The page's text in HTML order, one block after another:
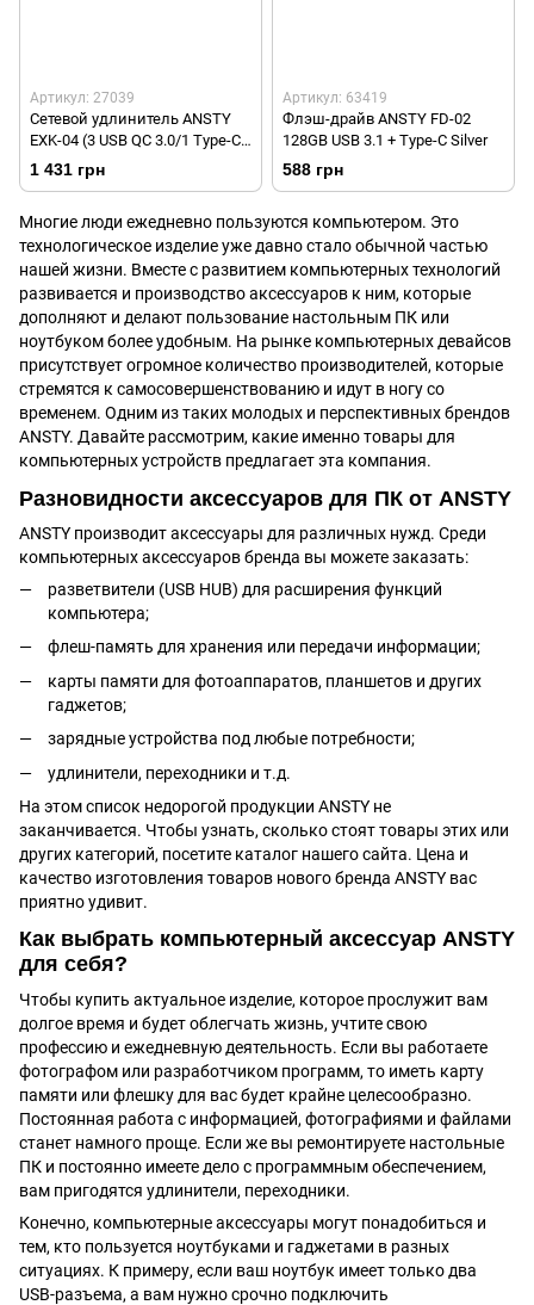
Артикул: 27039
Сетевой удлинитель ANSTY
EXK-04 (3 USB QC 3.0/1 Type-C
PD/4xSocket) Black
1 431 грн
Артикул: 63419
Флэш-драйв ANSTY FD-02
128GB USB 3.1 + Type-C Silver
588 грн
Многие люди ежедневно пользуются компьютером. Это
технологическое изделие уже давно стало обычной частью
нашей жизни. Вместе с развитием компьютерных технологий
развивается и производство аксессуаров к ним, которые
дополняют и делают пользование настольным ПК или
ноутбуком более удобным. На рынке компьютерных девайсов
присутствует огромное количество производителей, которые
стремятся к самосовершенствованию и идут в ногу со
временем. Одним из таких молодых и перспективных брендов
ANSTY. Давайте рассмотрим, какие именно товары для
компьютерных устройств предлагает эта компания.
Разновидности аксессуаров для ПК от ANSTY
ANSTY производит аксессуары для различных нужд. Среди
компьютерных аксессуаров бренда вы можете заказать:
разветвители (USB HUB) для расширения функций
компьютера;
флеш-память для хранения или передачи информации;
карты памяти для фотоаппаратов, планшетов и других
гаджетов;
зарядные устройства под любые потребности;
удлинители, переходники и т.д.
На этом список недорогой продукции ANSTY не
заканчивается. Чтобы узнать, сколько стоят товары этих или
других категорий, посетите каталог нашего сайта. Цена и
качество изготовления товаров нового бренда ANSTY вас
приятно удивит.
Как выбрать компьютерный аксессуар ANSTY
для себя?
Чтобы купить актуальное изделие, которое прослужит вам
долгое время и будет облегчать жизнь, учтите свою
профессию и ежедневную деятельность. Если вы работаете
фотографом или разработчиком программ, то иметь карту
памяти или флешку для вас будет крайне целесообразно.
Постоянная работа с информацией, фотографиями и файлами
станет намного проще. Если же вы ремонтируете настольные
ПК и постоянно имеете дело с программным обеспечением,
вам пригодятся удлинители, переходники.
Конечно, компьютерные аксессуары могут понадобиться и
тем, кто пользуется ноутбуками и гаджетами в разных
ситуациях. К примеру, если ваш ноутбук имеет только два
USB-разъема, а вам нужно срочно подключить